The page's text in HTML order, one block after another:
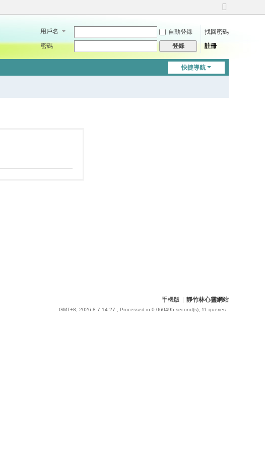
切
到
用戶名 自動登錄
找回密碼
密碼
登錄 註冊
快捷導航
手機版 靜竹林心靈網站
GMT+8, 2026-8-7 14:27 , Processed in 0.060495 second(s), 11 queries .